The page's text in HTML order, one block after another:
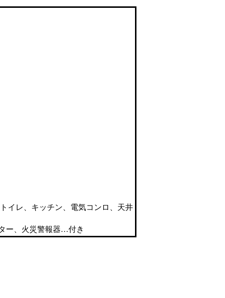
イレ、キッチン、電気コンロ、天井
ー、火災警報器…付き